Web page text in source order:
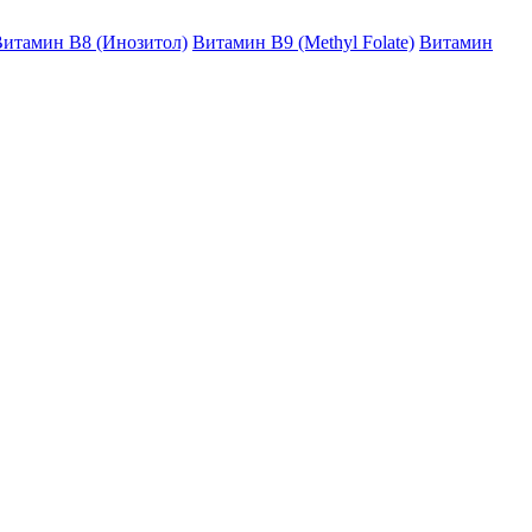
B8 (Инозитол) Витамин B9 (Methyl Folate) Витамин